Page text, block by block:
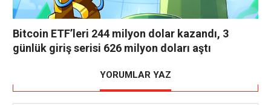
Bitcoin ETF’leri 244 milyon dolar kazandı, 3
günlük giriş serisi 626 milyon doları aştı
YORUMLAR YAZ